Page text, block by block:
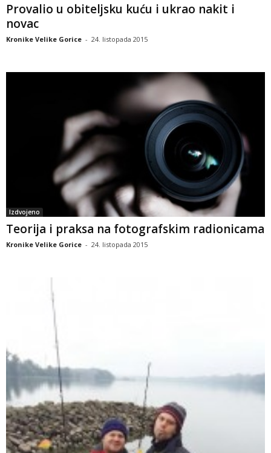
Provalio u obiteljsku kuću i ukrao nakit i
novac
Kronike Velike Gorice - 24. listopada 2015
Izdvojeno
Teorija i praksa na fotografskim radionicama
Kronike Velike Gorice - 24. listopada 2015